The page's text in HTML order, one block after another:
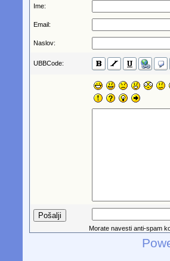
Ime:
Email:
Naslov:
UBBCode:
Morate navesti anti-spam